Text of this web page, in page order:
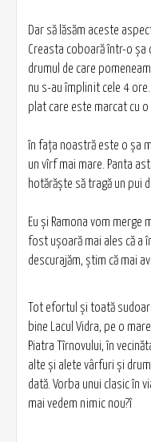
Dar să lăsăm aceste
Creasta coboară într-o şa
drumul de care
nu s-au împlinit cele 4
plat care este marcat cu
în faţa noastră este o șa
un vîrf mai mare. Panta
hotărăşte să tragă un pui
Eu şi Ramona vom merge
fost uşoară mai ales că a
descurajăm, ştim că mai
Tot efortul şi toată
bine Lacul Vidra, pe o
Piatra Tîrnovului, în
alte şi alete vârfuri şi
dată. Vorba unui clasic în
mai vedem nimic nou?î